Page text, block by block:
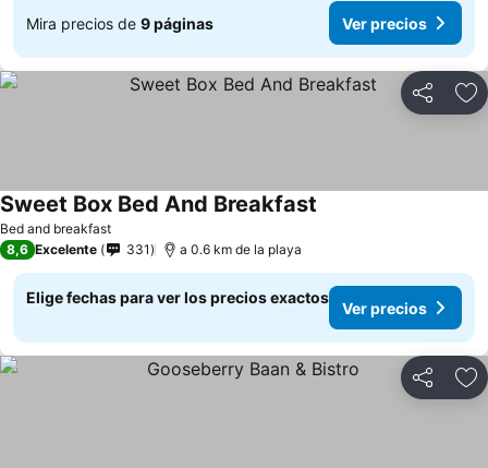
Mira precios de 9 páginas Ver precios
Compartir
Bed and breakfast
Sweet Box Bed And Breakfast
8,6 Excelente 331 a 0.6 km de la playa
Elige fechas para ver los precios exactos
Ver precios
Compartir